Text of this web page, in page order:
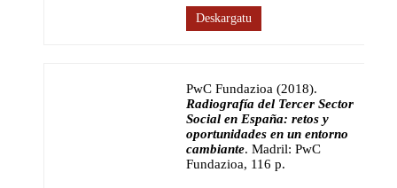
Deskargatu
PwC Fundazioa (2018).
Radiografía del Tercer Sector
Social en España: retos y
oportunidades en un entorno
cambiante. Madril: PwC
Fundazioa, 116 p.